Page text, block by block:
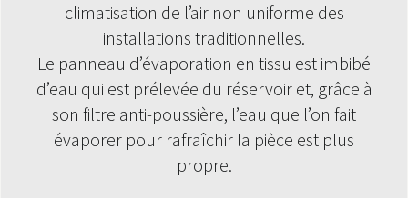
climatisation de l’air non uniforme des
installations traditionnelles.
Le panneau d’évaporation en tissu est imbibé
d’eau qui est prélevée du réservoir et, grâce à
son filtre anti-poussière, l’eau que l’on fait
évaporer pour rafraîchir la pièce est plus
propre.